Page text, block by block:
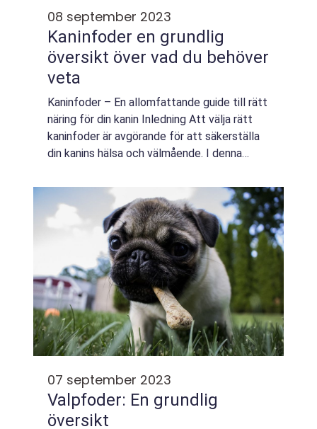
08 september 2023
Kaninfoder en grundlig
översikt över vad du behöver
veta
Kaninfoder – En allomfattande guide till rätt
näring för din kanin Inledning Att välja rätt
kaninfoder är avgörande för att säkerställa
din kanins hälsa och välmående. I denna
över kaninfoder, inklu...
07 september 2023
Valpfoder: En grundlig
översikt